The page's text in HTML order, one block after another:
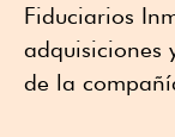
Fiduciarios
adquisiciones
de la